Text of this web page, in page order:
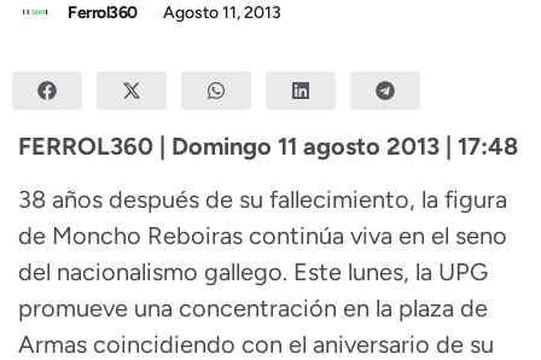
Ferrol360 Agosto 11, 2013
FERROL360 | Domingo 11 agosto 2013 | 17:48
38 años después de su fallecimiento, la figura
de Moncho Reboiras continúa viva en el seno
del nacionalismo gallego. Este lunes, la UPG
promueve una concentración en la plaza de
Armas coincidiendo con el aniversario de su